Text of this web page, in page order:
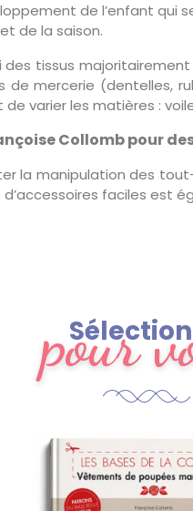
de l’enfant
de la saison.
des tissus
mercerie (dentelles,
varier les matières :
Collomb pour
la manipulation des
d’accessoires faciles
pour